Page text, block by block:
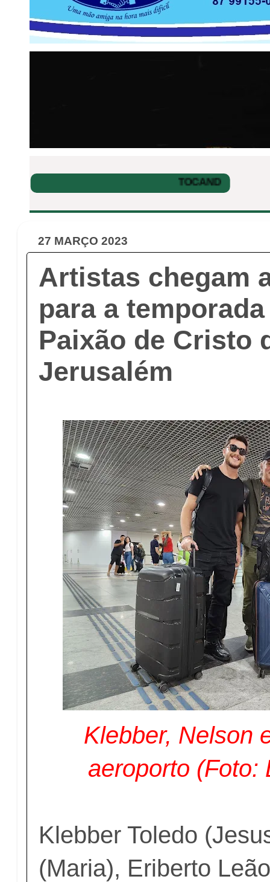
27 MARÇO 2023
Artistas chegam
para a
Paixão de Cristo
Jerusalém
Klebber, Nelson
aeroporto (Foto:
Klebber Toledo
(Maria), Eriberto